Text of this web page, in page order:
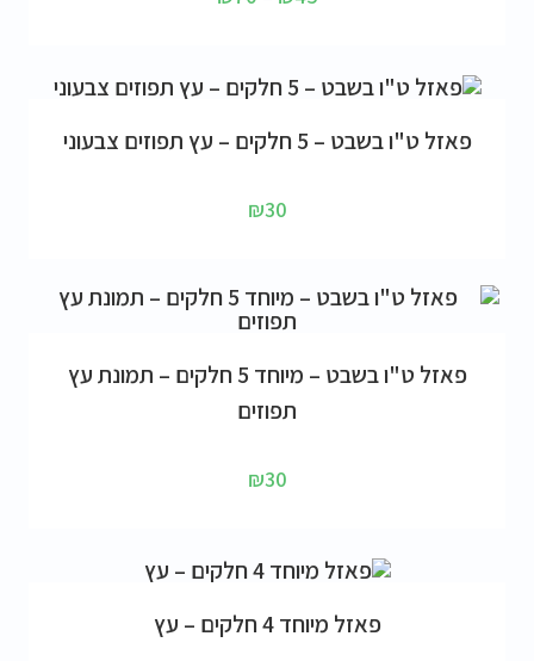
פאזל ט"ו בשבט – 5 חלקים – עץ תפוזים צבעוני
₪30
פאזל ט"ו בשבט – מיוחד 5 חלקים – תמונת עץ
תפוזים
₪30
פאזל מיוחד 4 חלקים – עץ